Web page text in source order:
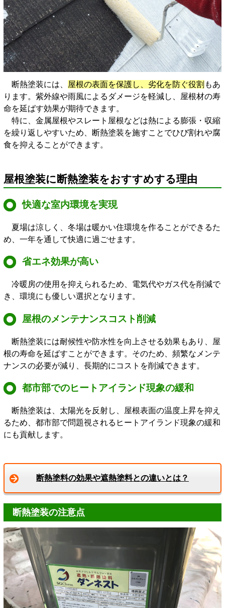
断熱塗装には、 屋根の表面を保護し、劣化を防ぐ役割 もあ
ります。紫外線や雨風によるダメージを軽減し、屋根材の寿
命を延ばす効果が期待できます。
特に、金属屋根やスレート屋根などは熱による膨張・収縮
を繰り返しやすいため、断熱塗装を施すことでひび割れや腐
食を抑えることができます。
屋根塗装に断熱塗装をおすすめする理由
快適な室内環境を実現
夏場は涼しく、冬場は暖かい住環境を作ることができるた
め、一年を通して快適に過ごせます。
省エネ効果が高い
冷暖房の使用を抑えられるため、電気代やガス代を削減で
き、環境にも優しい選択となります。
屋根のメンテナンスコスト削減
断熱塗装には耐候性や防水性を向上させる効果もあり、屋
根の寿命を延ばすことができます。そのため、頻繁なメンテ
ナンスの必要が減り、長期的にコストを削減できます。
都市部でのヒートアイランド現象の緩和
断熱塗装は、太陽光を反射し、屋根表面の温度上昇を抑え
るため、都市部で問題視されるヒートアイランド現象の緩和
にも貢献します。
断熱塗料の効果や遮熱塗料との違いとは？
断熱塗装の注意点